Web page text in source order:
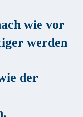
wie vor
werden
der